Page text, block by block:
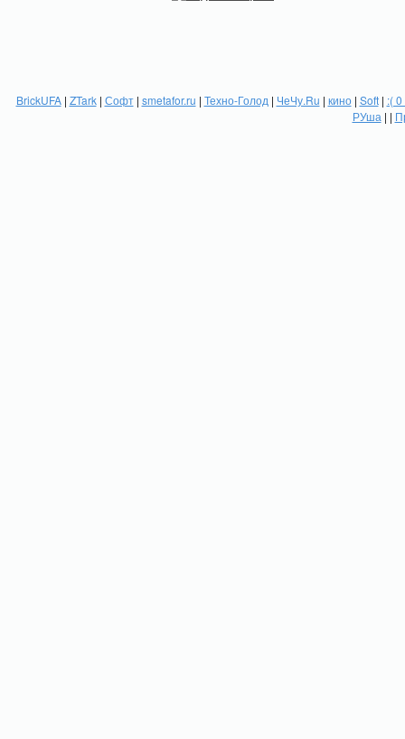
BrickUFA| ZTark| Софт| smetafor.ru | Техно-Голод | ЧеЧу.Ru | кино| Soft| :(
РУша | |